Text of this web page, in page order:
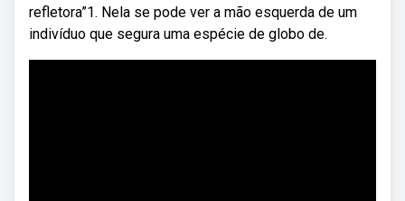
refletora”1. Nela se pode ver a mão esquerda de um
indivíduo que segura uma espécie de globo de.